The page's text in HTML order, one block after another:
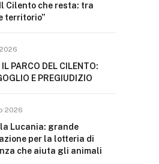
Cilento che resta: tra
territorio”
PARCO DEL CILENTO:
E PREGIUDIZIO
2026
Lucania: grande
per la lotteria di
che aiuta gli animali